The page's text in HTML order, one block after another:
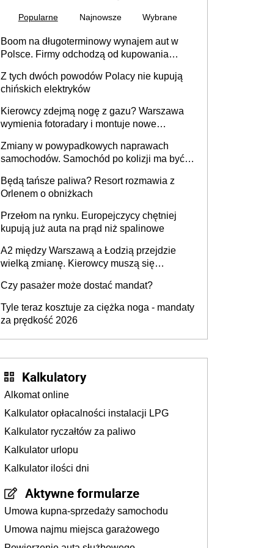
Popularne Najnowsze Wybrane
Boom na długoterminowy wynajem aut w
Polsce. Firmy odchodzą od kupowania
Z tych dwóch powodów Polacy nie kupują
chińskich elektryków
Kierowcy zdejmą nogę z gazu? Warszawa
wymienia fotoradary i montuje nowe
Zmiany w powypadkowych naprawach
samochodów. Samochód po kolizji ma być
technologią producenta
Będą tańsze paliwa? Resort rozmawia z
Orlenem o obniżkach
Przełom na rynku. Europejczycy chętniej
kupują już auta na prąd niż spalinowe
A2 między Warszawą a Łodzią przejdzie
wielką zmianę. Kierowcy muszą się
Czy pasażer może dostać mandat?
Tyle teraz kosztuje za ciężka noga - mandaty
za prędkość 2026
Kalkulatory
Alkomat online
Kalkulator opłacalności instalacji LPG
Kalkulator ryczałtów za paliwo
Kalkulator urlopu
Kalkulator ilości dni
Aktywne formularze
Umowa kupna-sprzedaży samochodu
Umowa najmu miejsca garażowego